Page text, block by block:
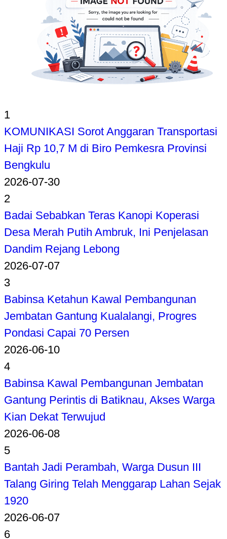
1
KOMUNIKASI Sorot Anggaran Transportasi
Haji Rp 10,7 M di Biro Pemkesra Provinsi
Bengkulu
2026-07-30
2
Badai Sebabkan Teras Kanopi Koperasi
Desa Merah Putih Ambruk, Ini Penjelasan
Dandim Rejang Lebong
2026-07-07
3
Babinsa Ketahun Kawal Pembangunan
Jembatan Gantung Kualalangi, Progres
Pondasi Capai 70 Persen
2026-06-10
4
Babinsa Kawal Pembangunan Jembatan
Gantung Perintis di Batiknau, Akses Warga
Kian Dekat Terwujud
2026-06-08
5
Bantah Jadi Perambah, Warga Dusun III
Talang Giring Telah Menggarap Lahan Sejak
1920
2026-06-07
6